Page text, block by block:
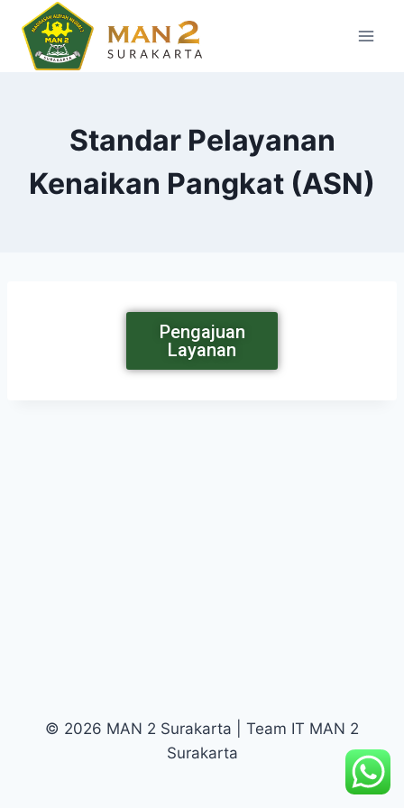
Standar Pelayanan
Kenaikan Pangkat (ASN)
Pengajuan
Layanan
© 2026 MAN 2 Surakarta | Team IT MAN 2
Surakarta